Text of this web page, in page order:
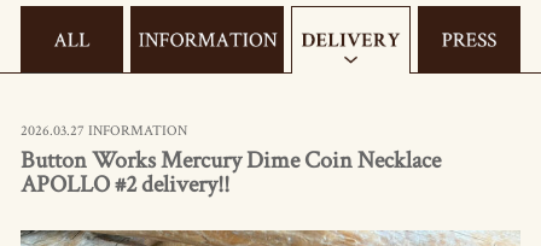
2026.03.27 INFORMATION
Button Works Mercury Dime Coin Necklace
APOLLO #2 delivery!!